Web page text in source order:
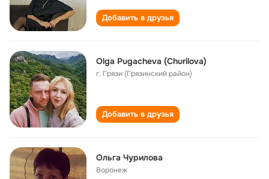
Добавить в друзья
Olga Pugacheva (Churilova)
г. Грязи (Грязинский район)
Добавить в друзья
Ольга Чурилова
Воронеж